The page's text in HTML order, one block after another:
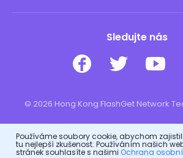
Sledujte nás
© 2026 Hong Kong FlashGet Network
Používáme soubory cookie, abychom
tu nejlepší zkušenost. Používáním našich
stránek souhlasíte s našimi Ochrana